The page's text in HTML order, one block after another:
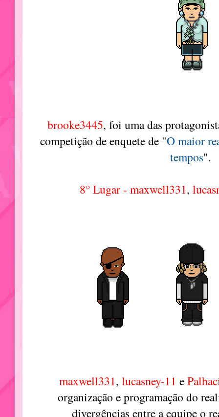
brooke3445, foi uma das
competição de enquete de "O maior
tempos".
8° Lugar - maxwell331,
maxwell331, lucasney-11e
organização e programação do
divergências entre a equipe o